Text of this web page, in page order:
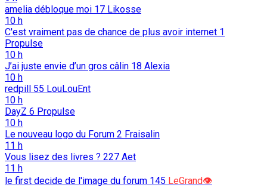
amelia débloque moi 17 Likosse
10 h
C'est vraiment pas de chance de plus avoir internet 1
Propulse
10 h
J’ai juste envie d’un gros câlin 18 Alexia
10 h
redpill 55 LouLouEnt
10 h
DayZ 6 Propulse
10 h
Le nouveau logo du Forum 2 Fraisalin
11 h
Vous lisez des livres ? 227 Aet
11 h
le first decide de l'image du forum 145 LeGrand👁️